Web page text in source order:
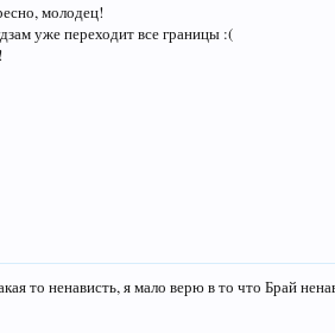
молодец!
уже переходит все границы :(
то ненависть, я мало верю в то что Брай